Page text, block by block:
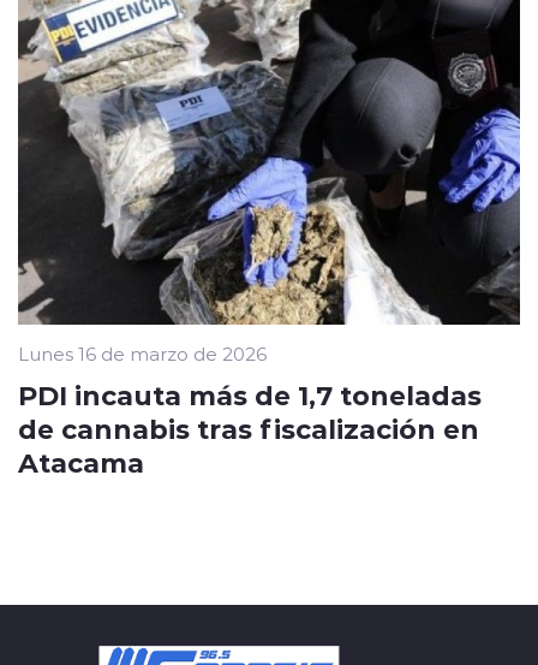
Lunes 16 de marzo de 2026
PDI incauta más de 1,7 toneladas
de cannabis tras fiscalización en
Atacama